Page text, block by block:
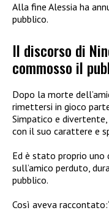
Alla fine Alessia ha
pubblico.
Il discorso di
commosso il
Dopo la morte
rimettersi in gioco
Simpatico e
con il suo carattere e
Ed è stato proprio uno
sull’amico perduto,
pubblico.
Così aveva